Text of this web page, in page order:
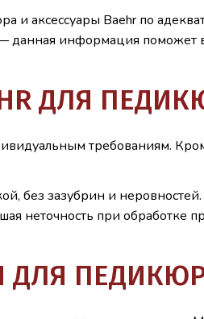
аксессуары Baehr по
данная информация поможет
ДЛЯ
требованиям.
без зазубрин и
неточность при обработке
ДЛЯ